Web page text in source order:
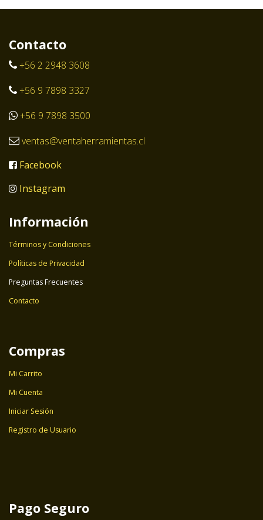
Contacto
+56 2 2948 3608
+56 9 7898 3327
+56 9 7898 3500
ventas@ventaherramientas.cl
Facebook
Instagram
Información
Términos y Condiciones
Políticas de Privacidad
Preguntas Frecuentes
Contacto
Compras
Mi Carrito
Mi Cuenta
Iniciar Sesión
Registro de Usuario
Pago Seguro